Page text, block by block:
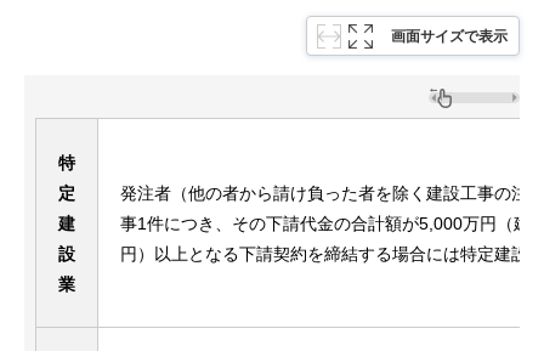
画面サイズで表示
特
定
建
設
業
発注者（他の者から請け負った者を除く建設工事の注
事1件につき、その下請代金の合計額が5,000万円（建
円）以上となる下請契約を締結する場合には特定建設